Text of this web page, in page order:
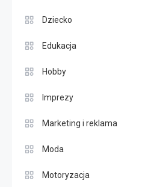
Dziecko
Edukacja
Hobby
Imprezy
Marketing i reklama
Moda
Motoryzacja